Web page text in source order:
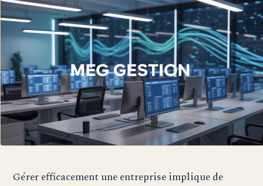
Gérer efficacement une entreprise implique de